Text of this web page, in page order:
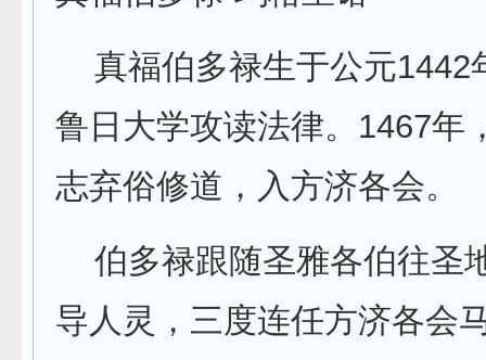
真福伯多禄生于公元1442
鲁日大学攻读法律。1467年
志弃俗修道，入方济各会。
伯多禄跟随圣雅各伯往圣
导人灵，三度连任方济各会